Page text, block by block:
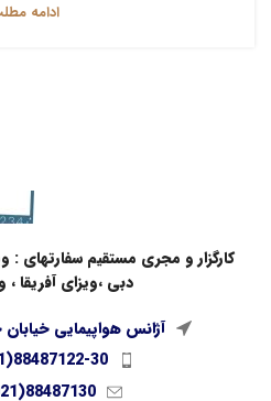
ادامه
کارگزار و مجری مستقیم سفارتهای :
دبی ،ویزای آفریقا ،
آژانس هواپیمایی
30